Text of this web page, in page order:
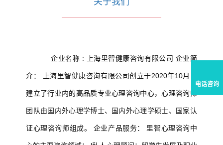
关于我们
企业名称 : 上海里智健康咨询有限公司 企业简
介： 上海里智健康咨询有限公司创立于2020年10月，
建立了行业内的高品质专业心理咨询中心，心理咨询师
团队由国内外心理学博士、国内外心理学硕士、国家认
证心理咨询师组成。 企业产品服务： 里智心理咨询中
电话咨询